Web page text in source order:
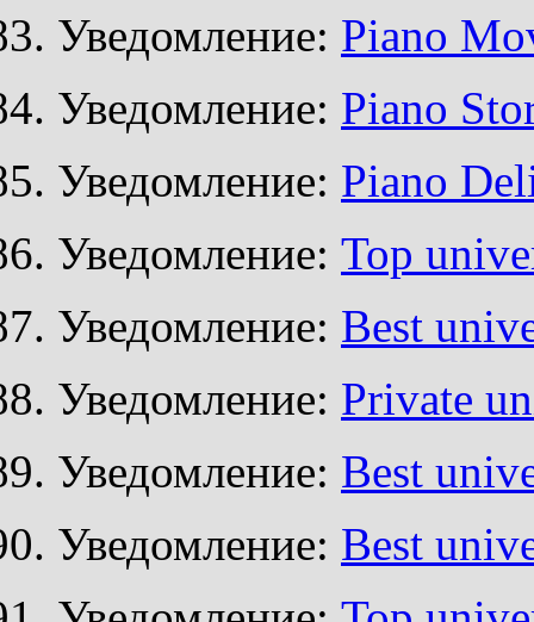
Уведомление: Piano
Уведомление: Piano
Уведомление: Piano
Уведомление: Top
Уведомление: Best
Уведомление: Private
Уведомление: Best
Уведомление: Best